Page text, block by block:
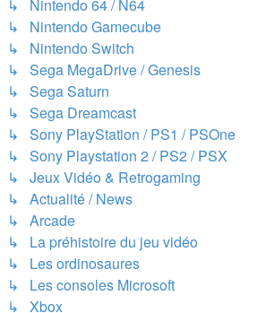
↳ Nintendo 64 / N64
↳ Nintendo Gamecube
↳ Nintendo Switch
↳ Sega MegaDrive / Genesis
↳ Sega Saturn
↳ Sega Dreamcast
↳ Sony PlayStation / PS1 / PSOne
↳ Sony Playstation 2 / PS2 / PSX
↳ Jeux Vidéo & Retrogaming
↳ Actualité / News
↳ Arcade
↳ La préhistoire du jeu vidéo
↳ Les ordinosaures
↳ Les consoles Microsoft
↳ Xbox